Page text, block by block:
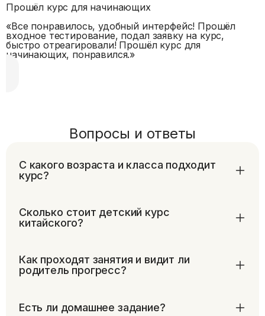
Прошёл курс для начинающих
«Все понравилось, удобный интерфейс! Прошёл
входное тестирование, подал заявку на курс,
быстро отреагировали! Прошёл курс для
начинающих, понравился.»
Вопросы и ответы
С какого возраста и класса подходит
курс?
Сколько стоит детский курс
китайского?
Как проходят занятия и видит ли
родитель прогресс?
Есть ли домашнее задание?